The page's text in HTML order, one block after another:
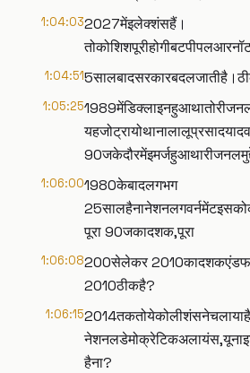
1:04:032027मेंइलेक्शंसहैं।
1:04:51
1:05:25
1:06:001980केबादलगभग
पूरा 90जकादशक,पूरा
1:06:08200सेलेकर
2010ठीकहै?
1:06:15
हैना?